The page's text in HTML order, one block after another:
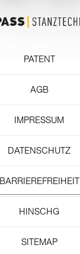
PATENT
AGB
IMPRESSUM
DATENSCHUTZ
BARRIEREFREIHEIT
HINSCHG
SITEMAP